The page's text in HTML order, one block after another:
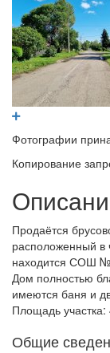
Фотографии
Копирование
Продаётся
расположенный в
находится СОШ
Дом полностью
имеются баня и
Площадь участка:
Общие